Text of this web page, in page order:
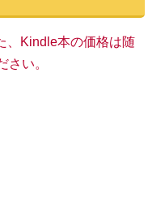
、Kindle本の価格は随
い。